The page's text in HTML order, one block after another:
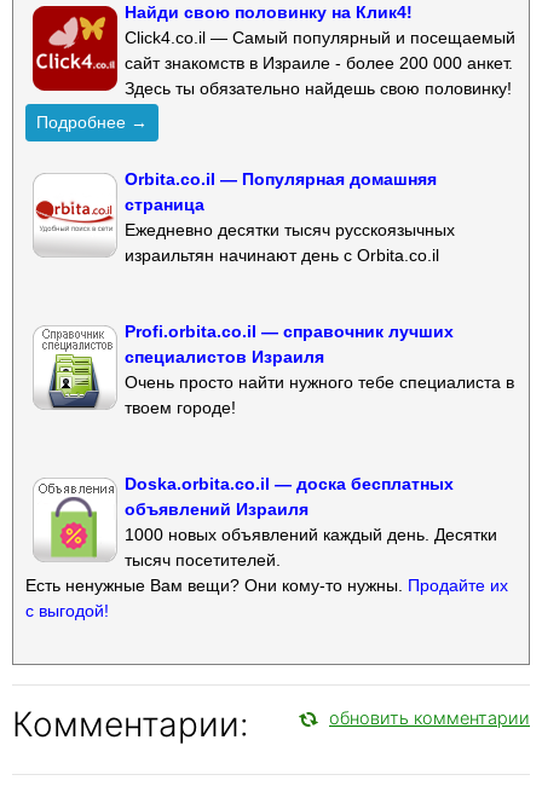
Найди свою половинку на Клик4!
Click4.co.il — Самый популярный и посещаемый
сайт знакомств в Израиле - более 200 000 анкет.
Здесь ты обязательно найдешь свою половинку!
Подробнее →
Orbita.co.il — Популярная домашняя
страница
Ежедневно десятки тысяч русскоязычных
израильтян начинают день с Orbita.co.il
Profi.orbita.co.il — справочник лучших
специалистов Израиля
Очень просто найти нужного тебе специалиста в
твоем городе!
Doska.orbita.co.il — доска бесплатных
объявлений Израиля
1000 новых объявлений каждый день. Десятки
тысяч посетителей.
Есть ненужные Вам вещи? Они кому-то нужны. Продайте их
с выгодой!
Комментарии: обновить комментарии